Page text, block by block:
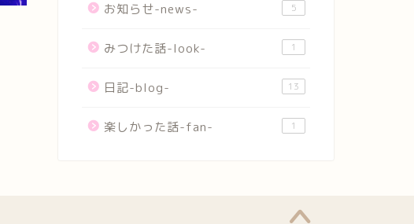
お知らせ-news- 5
みつけた話-look- 1
日記-blog- 13
楽しかった話-fan- 1